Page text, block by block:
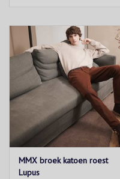
MMX broek katoen roest
Lupus